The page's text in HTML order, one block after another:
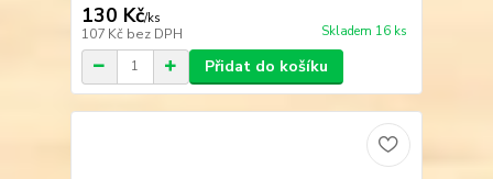
130 Kč/ks
107 Kč bez DPH Skladem 16 ks
Přidat do košíku